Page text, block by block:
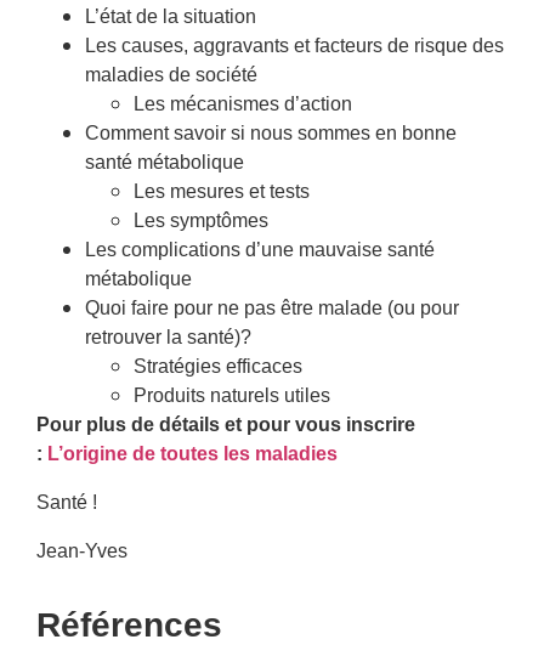
L’état de la situation
Les causes, aggravants et facteurs de risque des
maladies de société
Les mécanismes d’action
Comment savoir si nous sommes en bonne
santé métabolique
Les mesures et tests
Les symptômes
Les complications d’une mauvaise santé
métabolique
Quoi faire pour ne pas être malade (ou pour
retrouver la santé)?
Stratégies efficaces
Produits naturels utiles
Pour plus de détails et pour vous inscrire
: L’origine de toutes les maladies
Santé !
Jean-Yves
Références